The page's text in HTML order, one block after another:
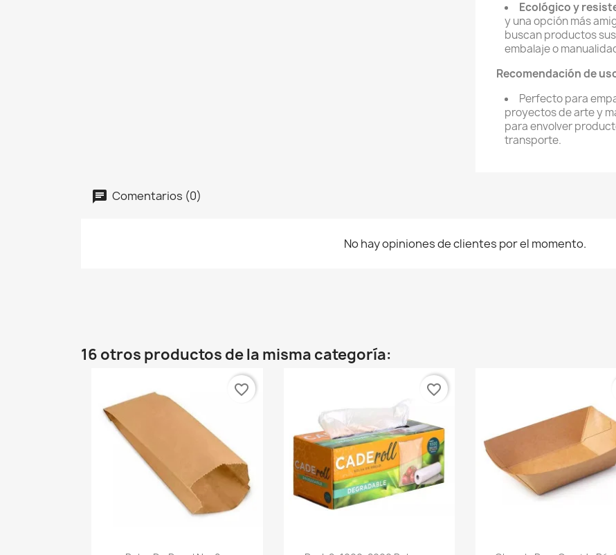
Ecológico y
y una opción más
buscan productos
embalaje o
Recomendación de
Perfecto para
proyectos de arte y
para envolver
transporte.
Comentarios (0)
No hay opiniones de clientes por el momento.
16 otros productos de la misma categoría:
favorite_border favorite_border